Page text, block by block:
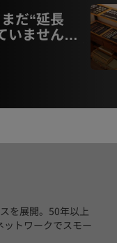
だ“延長
いません
代に荷主が
を展開。50年以上
ットワークでスモー